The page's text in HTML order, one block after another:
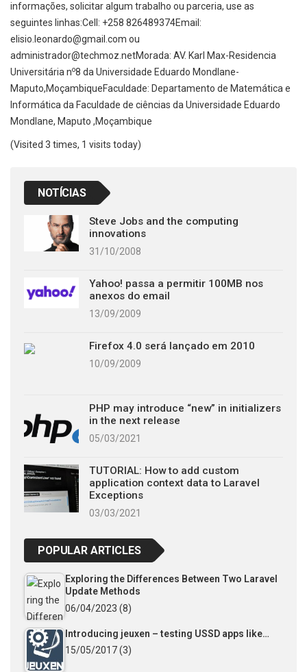
informações, solicitar algum trabalho ou parceria, use as
seguintes linhas:Cell: +258 826489374Email:
elisio.leonardo@gmail.com ou
administrador@techmoz.netMorada: AV. Karl Max-Residencia
Universitária no8 da Universidade Eduardo Mondlane-
Maputo,MoçambiqueFaculdade: Departamento de Matemática e
Informática da Faculdade de ciências da Universidade Eduardo
Mondlane, Maputo ,Moçambique
(Visited 3 times, 1 visits today)
NOTÍCIAS
Steve Jobs and the computing
innovations
31/10/2008
Yahoo! passa a permitir 100MB nos
anexos do email
13/09/2009
Firefox 4.0 será lançado em 2010
10/09/2009
PHP may introduce “new” in initializers
in the next release
05/03/2021
TUTORIAL: How to add custom
application context data to Laravel
Exceptions
03/03/2021
POPULAR ARTICLES
Exploring the Differences Between Two Laravel
Update Methods
06/04/2023 (8)
Introducing jeuxen – testing USSD apps like…
15/05/2017(3)